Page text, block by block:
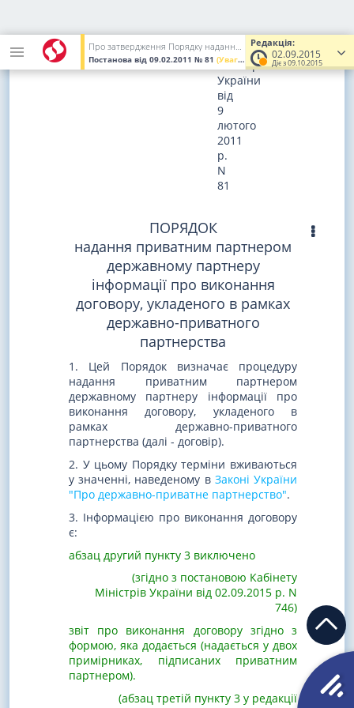
Редакція:
02.09.2015
Діє з 09.10.2015
Про затвердження Порядку надання приватним партнером державному партнеру інформації про виконання договору, укладеного в рамках державно-приватного партнерства
Постанова від 09.02.2011 № 81 (Увага! Попередня редакція.)
постановою
Кабінету
Міністрів
України
від
9
лютого
2011
р.
N
81
ПОРЯДОК
надання приватним партнером
державному партнеру
інформації про виконання
договору, укладеного в рамках
державно-приватного
партнерства
1. Цей Порядок визначає процедуру
надання приватним партнером
державному партнеру інформації про
виконання договору, укладеного в
рамках державно-приватного
партнерства (далі - договір).
2. У цьому Порядку терміни вживаються
у значенні, наведеному в Законі України
"Про державно-приватне партнерство".
3. Інформацією про виконання договору
є:
абзац другий пункту 3 виключено
(згідно з постановою Кабінету
Міністрів України від 02.09.2015 р. N
746)
звіт про виконання договору згідно з
формою, яка додається (надається у двох
примірниках, підписаних приватним
партнером).
(абзац третій пункту 3 у редакції